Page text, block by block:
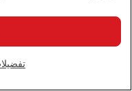
السفر لأصحاب
السفر لأصحاب الهمم